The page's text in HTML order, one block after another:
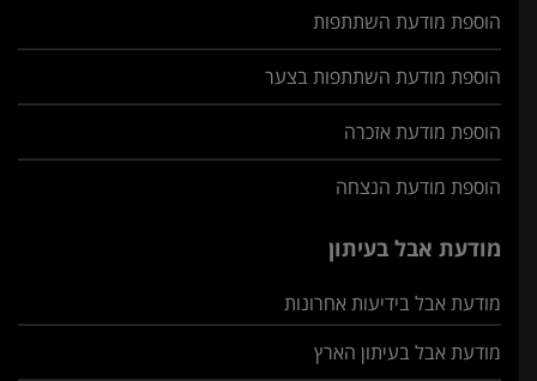
הוספת מודעת השתתפות
הוספת מודעת השתתפות בצער
הוספת מודעת אזכרה
הוספת מודעת הנצחה
מודעת אבל בעיתון
מודעת אבל בידיעות אחרונות
מודעת אבל בעיתון הארץ